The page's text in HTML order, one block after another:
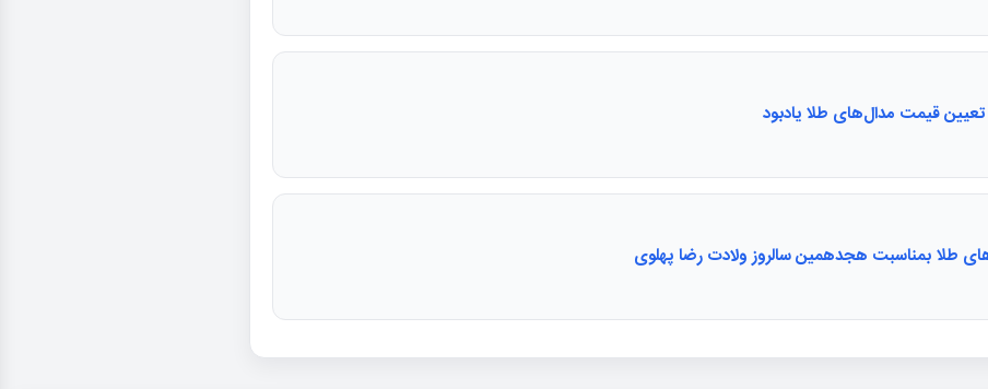
قیمت مدال‌های طلا یادبود
طلا بمناسبت هجدهمین سالروز ولادت رضا پهلوی